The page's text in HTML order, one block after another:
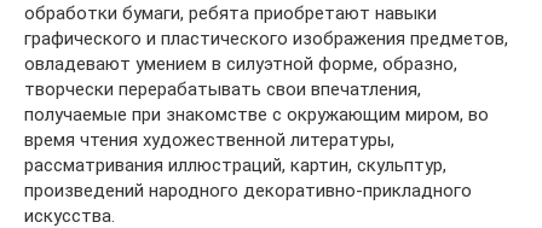
обработки бумаги, ребята приобретают навыки
графического и пластического изображения предметов,
овладевают умением в силуэтной форме, образно,
творчески перерабатывать свои впечатления,
получаемые при знакомстве с окружающим миром, во
время чтения художественной литературы,
рассматривания иллюстраций, картин, скульптур,
произведений народного декоративно-прикладного
искусства.